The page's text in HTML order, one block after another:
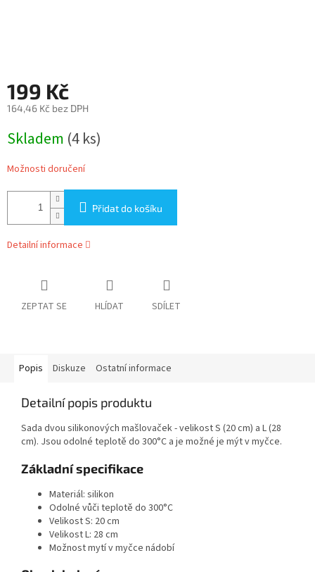
199 Kč
164,46 Kč bez DPH
cena:
Skladem (4 ks)
Možnosti doručení
Přidat do košíku
Detailní informace
ZEPTAT SE HLÍDAT SDÍLET
Popis Diskuze Ostatní informace
Detailní popis produktu
Sada dvou silikonových mašlovaček - velikost S (20 cm) a L (28
cm). Jsou odolné teplotě do 300°C a je možné je mýt v myčce.
Základní specifikace
Materiál: silikon
Odolné vůči teplotě do 300°C
Velikost S: 20 cm
Velikost L: 28 cm
Možnost mytí v myčce nádobí